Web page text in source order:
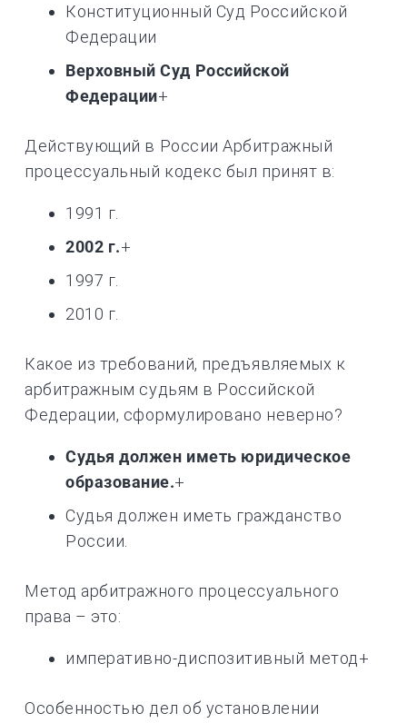
Конституционный Суд Российской
Федерации
Верховный Суд Российской
Федерации+
Действующий в России Арбитражный
процессуальный кодекс был принят в:
1991 г.
2002 г.+
1997 г.
2010 г.
Какое из требований, предъявляемых к
арбитражным судьям в Российской
Федерации, сформулировано неверно?
Судья должен иметь юридическое
образование.+
Судья должен иметь гражданство
России.
Метод арбитражного процессуального
права – это:
императивно-диспозитивный метод+
Особенностью дел об установлении